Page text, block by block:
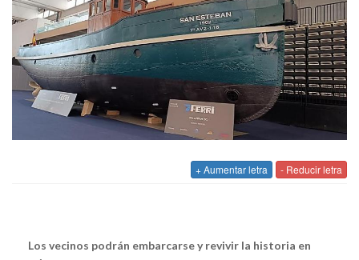
+ Aumentar letra - Reducir letra
Los vecinos podrán embarcarse y revivir la historia en